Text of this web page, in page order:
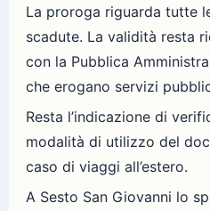
La proroga riguarda tutte
scadute. La validità resta
con la Pubblica
che erogano servizi
Resta l’indicazione di
modalità di utilizzo del
caso di viaggi all’estero.
A Sesto San Giovanni lo